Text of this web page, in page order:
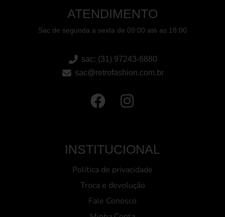
ATENDIMENTO
Sac de segunda a sexta de 09:00 até as 18:00
sac: (31) 97243-6880
sac@retrofashion.com.br
INSTITUCIONAL
Política de privacidade
Troca e devolução
Fale Conosco